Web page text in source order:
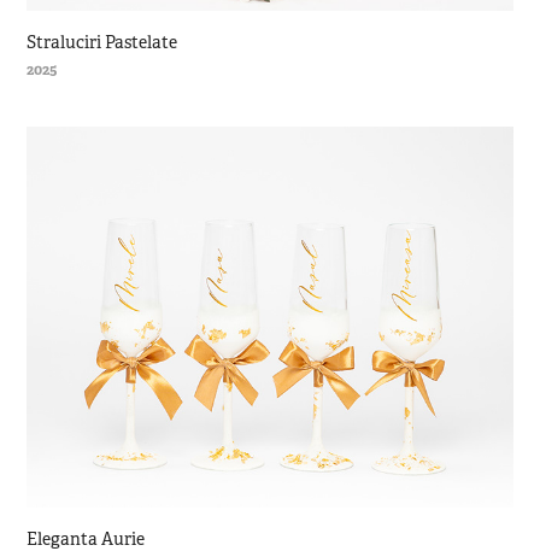
Straluciri Pastelate
2025
Eleganta Aurie